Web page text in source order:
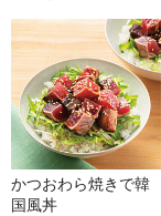
かつおわら焼きで韓
国風丼